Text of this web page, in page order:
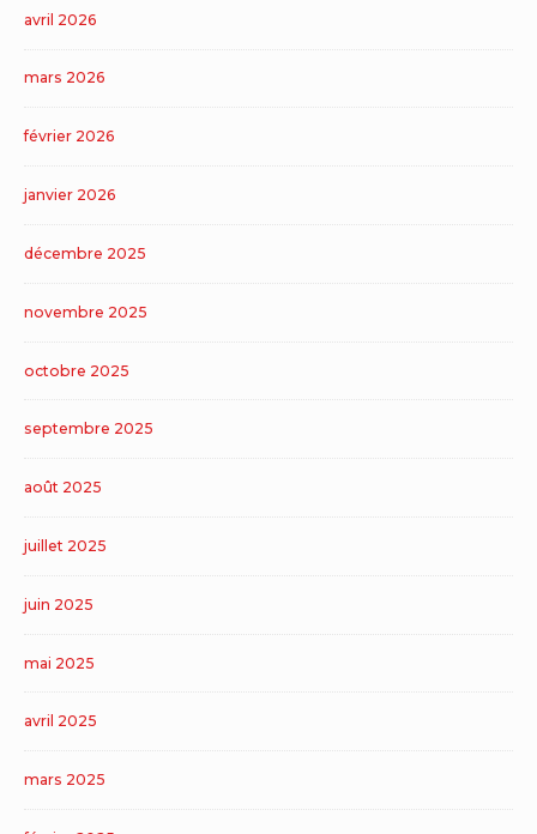
avril 2026
mars 2026
février 2026
janvier 2026
décembre 2025
novembre 2025
octobre 2025
septembre 2025
août 2025
juillet 2025
juin 2025
mai 2025
avril 2025
mars 2025